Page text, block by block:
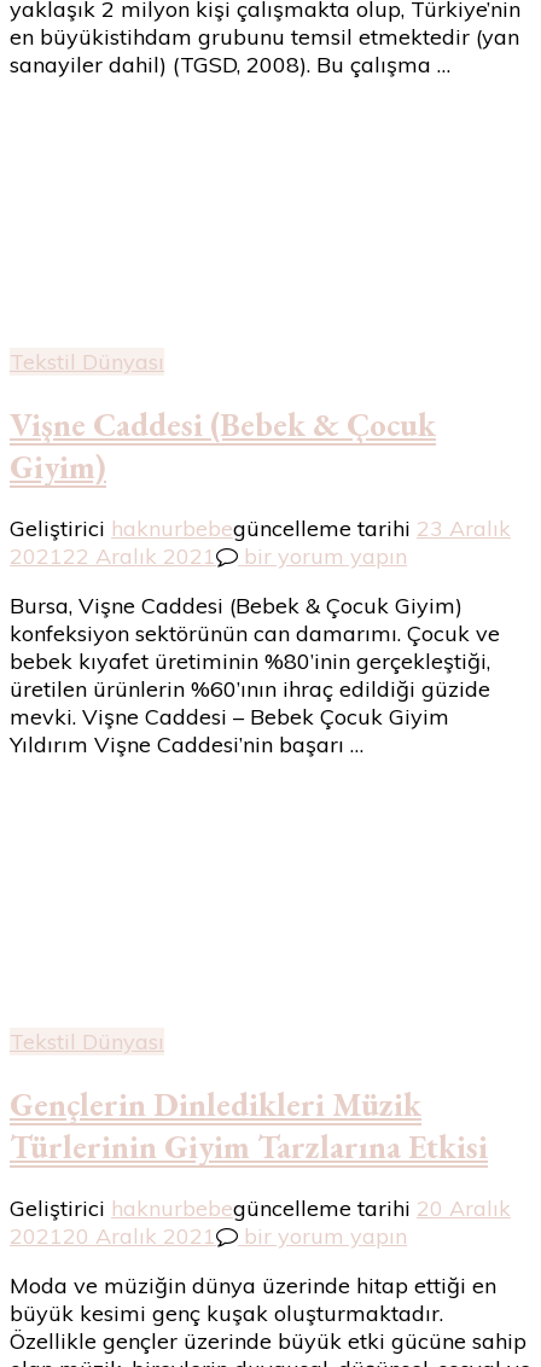
ULUSLARARASI
REKABETÇİLİK
DÜZEYİNİN
yaklaşık 2 milyon kişi çalışmakta olup, Türkiye’nin
en büyükistihdam grubunu temsil etmektedir (yan
sanayiler dahil) (TGSD, 2008). Bu çalışma …
Tekstil Dünyası
Vişne Caddesi (Bebek & Çocuk
Giyim)
Geliştirici haknurbebegüncelleme tarihi 23 Aralık
202122 Aralık 2021
Vişne
(Bebek
&
Çocuk
Giyim)
için
bir yorum yapın
Bursa, Vişne Caddesi (Bebek & Çocuk Giyim)
konfeksiyon sektörünün can damarımı. Çocuk ve
bebek kıyafet üretiminin %80’inin gerçekleştiği,
üretilen ürünlerin %60’ının ihraç edildiği güzide
mevki. Vişne Caddesi – Bebek Çocuk Giyim
Yıldırım Vişne Caddesi’nin başarı …
Tekstil Dünyası
Gençlerin Dinledikleri Müzik
Türlerinin Giyim Tarzlarına Etkisi
Geliştirici haknurbebegüncelleme tarihi 20 Aralık
202120 Aralık 2021
Gençlerin
Müzik
Türlerinin
Giyim
bir yorum yapın
Moda ve müziğin dünya üzerinde hitap ettiği en
büyük kesimi genç kuşak oluşturmaktadır.
Özellikle gençler üzerinde büyük etki gücüne sahip